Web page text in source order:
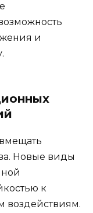
и
Новые виды
к
воздействиям.